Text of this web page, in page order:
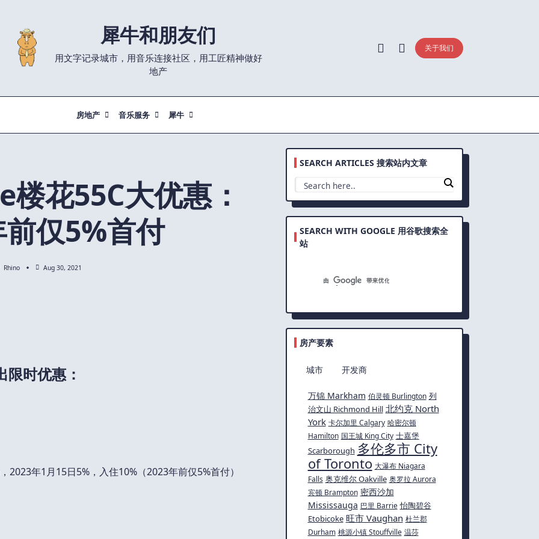
犀牛和朋友们
用文字记录城市，用音乐连接社区，用工匠精神做好
地产
关于我们
房地产 音乐服务 犀牛
花55C大优惠：
仅5%首付
Rhino Aug 30, 2021
时优惠：
2023年1月15日5%，入住10%（2023年前仅5%首付）
SEARCH ARTICLES 搜索站内文章
SEARCH WITH GOOGLE 用谷歌搜索全
站
房产要素
城市 开发商
万锦 Markham 伯灵顿 Burlington 列
治文山 Richmond Hill 北约克 North
York 卡尔加里 Calgary 哈密尔顿
Hamilton 国王城 King City 士嘉堡
Scarborough 多伦多市 City
of Toronto 大瀑布 Niagara
Falls 奥克维尔 Oakville 奥罗拉 Aurora
宾顿 Brampton 密西沙加
Mississauga 巴里 Barrie 怡陶碧谷
Etobicoke 旺市 Vaughan 杜兰郡
Durham 桃源小镇 Stouffville 温莎